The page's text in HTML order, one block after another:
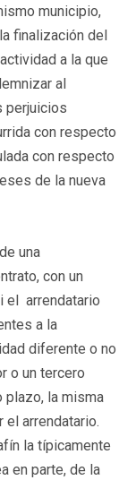
municipio,
finalización del
a la que
al
perjuicios
con respecto
con respecto
de la nueva
una
con un
el arrendatario
a la
diferente o no
o un tercero
plazo, la misma
el arrendatario.
la típicamente
en parte, de la